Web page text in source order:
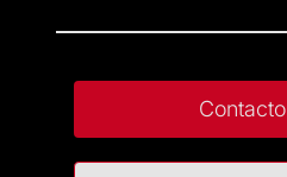
Contacto